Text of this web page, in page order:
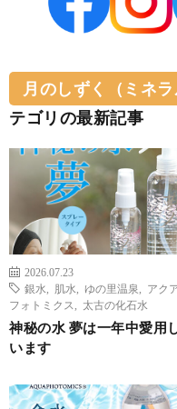
月のしずく（ミネ
テゴリの最新記事
2026.07.23
銀水
肌水 ゆの里温泉
アク
フォトミクス
太古の化石水
神秘の水 夢は一年中愛用
います